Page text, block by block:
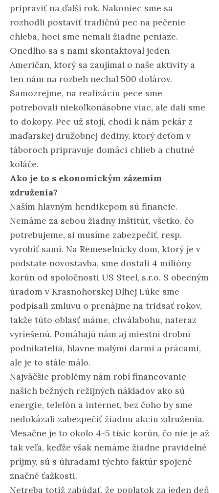
pripraviť na ďalší rok. Nakoniec sme sa
rozhodli postaviť tradičnú pec na pečenie
chleba, hoci sme nemali žiadne peniaze.
Onedlho sa s nami skontaktoval jeden
Američan, ktorý sa zaujímal o naše aktivity a
ten nám na rozbeh nechal 500 dolárov.
Samozrejme, na realizáciu pece sme
potrebovali niekoľkonásobne viac, ale dali sme
to dokopy. Pec už stojí, chodí k nám pekár z
maďarskej družobnej dediny, ktorý deťom v
táboroch pripravuje domáci chlieb a chutné
koláče.
Ako je to s ekonomickým zázemím
združenia?
Naším hlavným hendikepom sú financie.
Nemáme za sebou žiadny inštitút, všetko, čo
potrebujeme, si musíme zabezpečiť, resp.
vyrobiť sami. Na Remeselnícky dom, ktorý je v
podstate novostavba, sme dostali 4 milióny
korún od spoločnosti US Steel, s.r.o. S obecným
úradom v Krasnohorskej Dlhej Lúke sme
podpísali zmluvu o prenájme na tridsať rokov,
takže túto oblasť máme, chválabohu, nateraz
vyriešenú. Pomáhajú nám aj miestni drobní
podnikatelia, hlavne malými darmi a prácami,
ale je to stále málo.
Najväčšie problémy nám robí financovanie
našich bežných režijných nákladov ako sú
energie, telefón a internet, bez čoho by sme
nedokázali zabezpečiť žiadnu akciu združenia.
Mesačne je to okolo 4-5 tisíc korún, čo nie je až
tak veľa, keďže však nemáme žiadne pravidelné
príjmy, sú s úhradami týchto faktúr spojené
značné ťažkosti.
Netreba totiž zabúdať, že poplatok za jeden deň